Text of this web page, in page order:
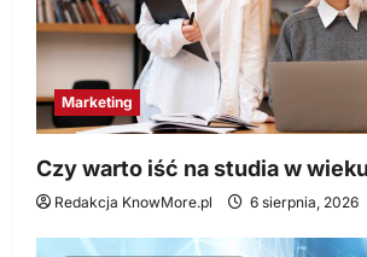
Marketing
Czy warto iść na studia w
Redakcja KnowMore.pl 6 sierpnia, 2026